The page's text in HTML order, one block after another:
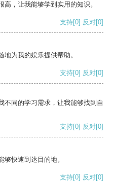
，让我能够学到实用的知识。
支持[0] 反对[0]
为我的娱乐提供帮助。
支持[0] 反对[0]
不同的学习需求，让我能够找到自
支持[0] 反对[0]
快速到达目的地。
支持[0] 反对[0]